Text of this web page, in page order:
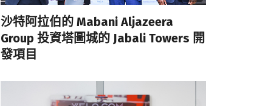
沙特阿拉伯的 Mabani Aljazeera
Group 投資塔圖城的 Jabali Towers 開
發項目